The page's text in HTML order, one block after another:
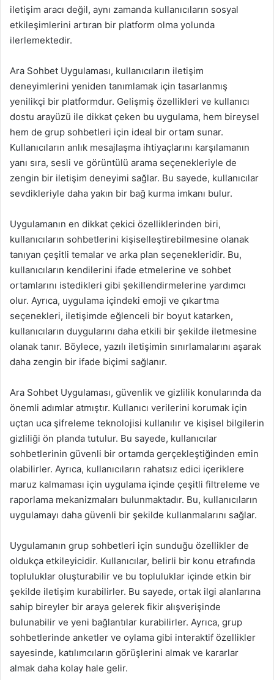
iletişim aracı değil, aynı zamanda kullanıcıların sosyal
etkileşimlerini artıran bir platform olma yolunda
ilerlemektedir.
Ara Sohbet Uygulaması, kullanıcıların iletişim
deneyimlerini yeniden tanımlamak için tasarlanmış
yenilikçi bir platformdur. Gelişmiş özellikleri ve kullanıcı
dostu arayüzü ile dikkat çeken bu uygulama, hem bireysel
hem de grup sohbetleri için ideal bir ortam sunar.
Kullanıcıların anlık mesajlaşma ihtiyaçlarını karşılamanın
yanı sıra, sesli ve görüntülü arama seçenekleriyle de
zengin bir iletişim deneyimi sağlar. Bu sayede, kullanıcılar
sevdikleriyle daha yakın bir bağ kurma imkanı bulur.
Uygulamanın en dikkat çekici özelliklerinden biri,
kullanıcıların sohbetlerini kişiselleştirebilmesine olanak
tanıyan çeşitli temalar ve arka plan seçenekleridir. Bu,
kullanıcıların kendilerini ifade etmelerine ve sohbet
ortamlarını istedikleri gibi şekillendirmelerine yardımcı
olur. Ayrıca, uygulama içindeki emoji ve çıkartma
seçenekleri, iletişimde eğlenceli bir boyut katarken,
kullanıcıların duygularını daha etkili bir şekilde iletmesine
olanak tanır. Böylece, yazılı iletişimin sınırlamalarını aşarak
daha zengin bir ifade biçimi sağlanır.
Ara Sohbet Uygulaması, güvenlik ve gizlilik konularında da
önemli adımlar atmıştır. Kullanıcı verilerini korumak için
uçtan uca şifreleme teknolojisi kullanılır ve kişisel bilgilerin
gizliliği ön planda tutulur. Bu sayede, kullanıcılar
sohbetlerinin güvenli bir ortamda gerçekleştiğinden emin
olabilirler. Ayrıca, kullanıcıların rahatsız edici içeriklere
maruz kalmaması için uygulama içinde çeşitli filtreleme ve
raporlama mekanizmaları bulunmaktadır. Bu, kullanıcıların
uygulamayı daha güvenli bir şekilde kullanmalarını sağlar.
Uygulamanın grup sohbetleri için sunduğu özellikler de
oldukça etkileyicidir. Kullanıcılar, belirli bir konu etrafında
topluluklar oluşturabilir ve bu topluluklar içinde etkin bir
şekilde iletişim kurabilirler. Bu sayede, ortak ilgi alanlarına
sahip bireyler bir araya gelerek fikir alışverişinde
bulunabilir ve yeni bağlantılar kurabilirler. Ayrıca, grup
sohbetlerinde anketler ve oylama gibi interaktif özellikler
sayesinde, katılımcıların görüşlerini almak ve kararlar
almak daha kolay hale gelir.